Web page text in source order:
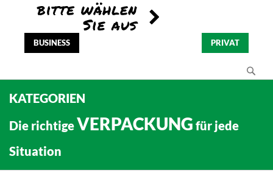
BUSINESS PRIVAT
KATEGORIEN
Die richtigeVERPACKUNG für jede
Situation